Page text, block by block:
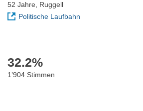
52 Jahre, Ruggell
Politische Laufbahn
32.2%
1’904 Stimmen